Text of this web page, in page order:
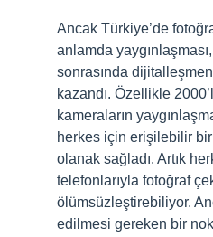
Ancak Türkiye’de
anlamda
sonrasında
kazandı. Özellikle
kameraların
herkes için erişilebilir
olanak sağladı. Artık
telefonlarıyla fotoğraf
ölümsüzleştirebiliyor.
edilmesi gereken bir